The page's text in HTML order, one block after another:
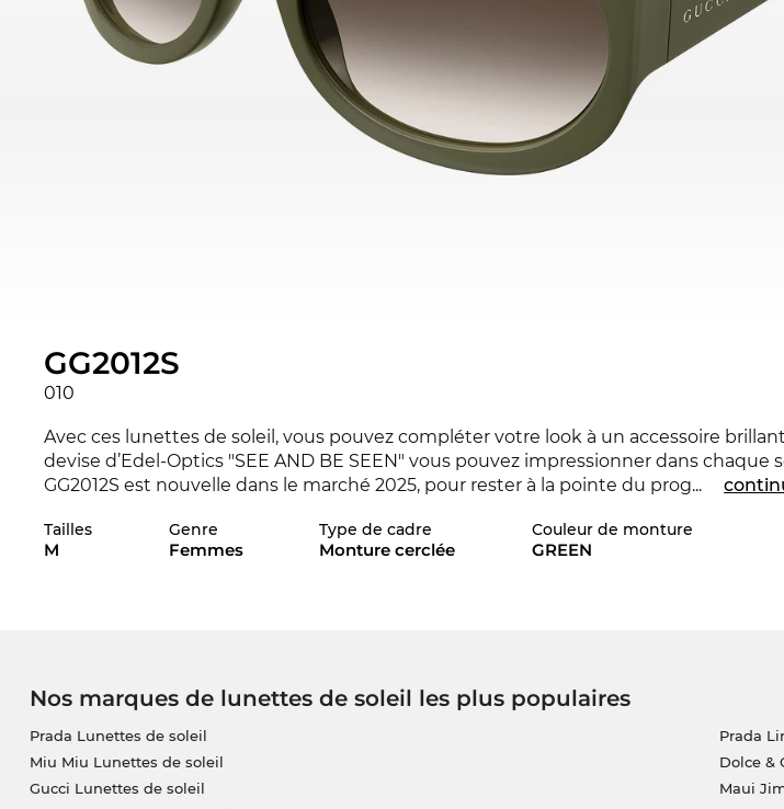
GG2012S
010
Avec ces lunettes de soleil, vous pouvez compléter votre look à un accessoire
devise d’Edel-Optics "SEE AND BE SEEN" vous pouvez impressionner dans chaque
GG2012S est nouvelle dans le marché 2025, pour rester à la pointe du progrès.
Avec cette monture les designers adressent surtout lesdames qui vivent dans les
monde. Mr. Right ou pas - ici le bon look pour 2025 est le plus important.Même
vous le journée elles arrivent à notre maison. Dans notre boutique en ligne nous
toujours favorable. Pour ce prix favorable vous obtenez le GG2012S même pas en sale.
...
Tailles
M
Genre
Femmes
Type de cadre
Monture cerclée
Couleur de monture
GREEN
Nos marques de lunettes de soleil les plus populaires
Prada Lunettes de soleil
Miu Miu Lunettes de soleil
Gucci Lunettes de soleil
Prada
Dolce &
Maui